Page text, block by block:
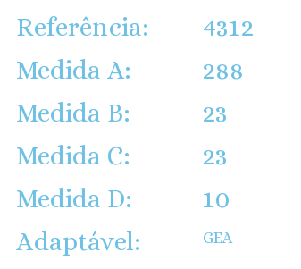
Referência:
4312
Medida A:
288
Medida B:
23
Medida C:
23
Medida D:
10
Adaptável:
GEA